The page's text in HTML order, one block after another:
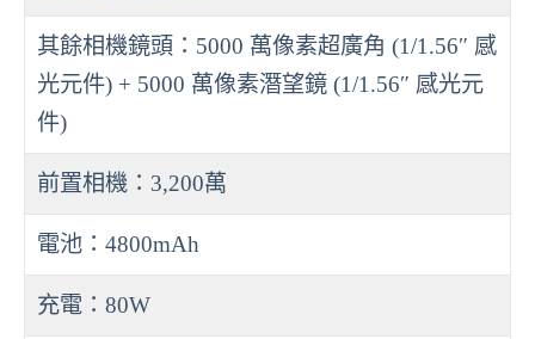
其餘相機鏡頭：5000 萬像素超廣角 (1/1.56″ 感
光元件) + 5000 萬像素潛望鏡 (1/1.56″ 感光元
件)
前置相機：3,200萬
電池：4800mAh
充電：80W